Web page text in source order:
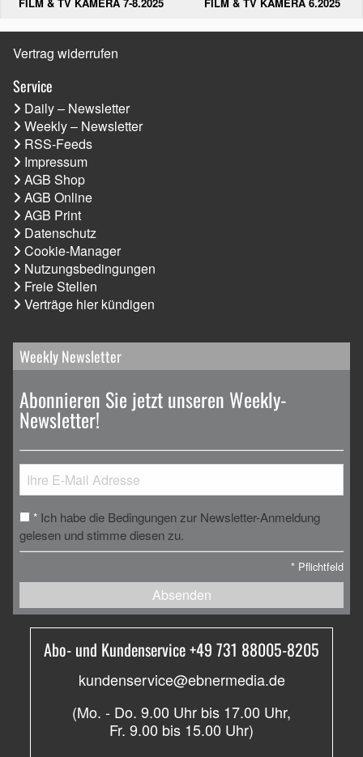
Vertrag widerrufen
Service
Daily – Newsletter
Weekly – Newsletter
RSS-Feeds
Impressum
AGB Shop
AGB Online
AGB Print
Datenschutz
Cookie-Manager
Nutzungsbedingungen
Freie Stellen
Verträge hier kündigen
Weekly Newsletter
Abonnieren Sie jetzt unseren Weekly-
Newsletter!
* Ich habe die Bedingungen zur Newsletter-Anmeldung
gelesen und stimme diesen zu.
* Pflichtfeld
Absenden
Abo- und Kundenservice +49 731 88005-8205
kundenservice@ebnermedia.de
(Mo. - Do. 9.00 Uhr bis 17.00 Uhr,
Fr. 9.00 bis 15.00 Uhr)